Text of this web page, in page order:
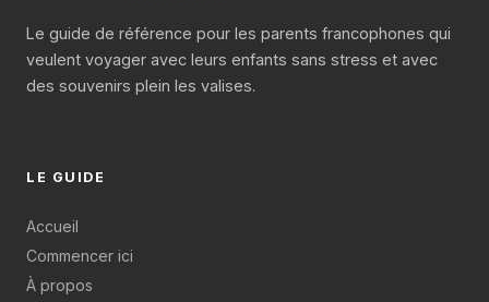
Le guide de référence pour les parents francophones qui
veulent voyager avec leurs enfants sans stress et avec
des souvenirs plein les valises.
LE GUIDE
Accueil
Commencer ici
À propos